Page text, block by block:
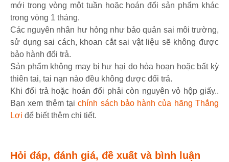
mới trong vòng một tuần hoặc hoán đổi sản phẩm khác
trong vòng 1 tháng.
Các nguyên nhân hư hỏng như bảo quản sai môi trường,
sử dụng sai cách, khoan cắt sai vật liệu sẽ không được
bảo hành đổi trả.
Sản phẩm không may bị hư hại do hỏa hoạn hoặc bất kỳ
thiên tai, tai nạn nào đều không được đổi trả.
Khi đổi trả hoặc hoán đổi phải còn nguyên vỏ hộp giấy..
Bạn xem thêm tạichính sách bảo hành của hãng Thắng
Lợi để biết thêm chi tiết.
Hỏi đáp, đánh giá, đề xuất và bình luận